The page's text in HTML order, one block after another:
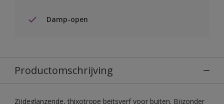
Damp-open
Productomschrijving
Zijdeglanzende, thixotrope beitsverf voor buiten. Bijzonder